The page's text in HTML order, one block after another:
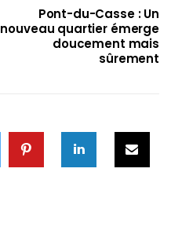
Pont-du-Casse : Un
nouveau quartier émerge
doucement mais
sûrement